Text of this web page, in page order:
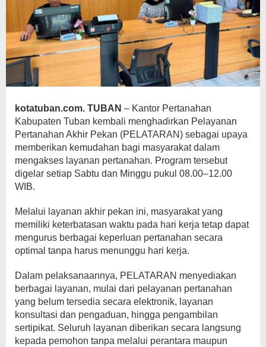
kotatuban.com. TUBAN – Kantor Pertanahan
Kabupaten Tuban kembali menghadirkan Pelayanan
Pertanahan Akhir Pekan (PELATARAN) sebagai upaya
memberikan kemudahan bagi masyarakat dalam
mengakses layanan pertanahan. Program tersebut
digelar setiap Sabtu dan Minggu pukul 08.00–12.00
WIB.
Melalui layanan akhir pekan ini, masyarakat yang
memiliki keterbatasan waktu pada hari kerja tetap dapat
mengurus berbagai keperluan pertanahan secara
optimal tanpa harus menunggu hari kerja.
Dalam pelaksanaannya, PELATARAN menyediakan
berbagai layanan, mulai dari pelayanan pertanahan
yang belum tersedia secara elektronik, layanan
konsultasi dan pengaduan, hingga pengambilan
sertipikat. Seluruh layanan diberikan secara langsung
kepada pemohon tanpa melalui perantara maupun